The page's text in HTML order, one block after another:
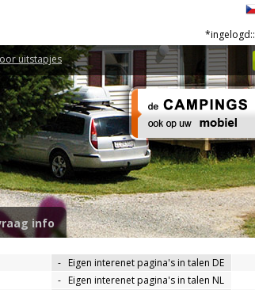
uitstapjes
*ingelogd::
info
- Eigen interenet pagina's in talen DE
- Eigen interenet pagina's in talen NL